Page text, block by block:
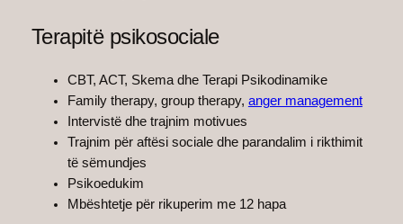
Terapitë psikosociale
CBT, ACT, Skema dhe Terapi Psikodinamike
Family therapy, group therapy, anger management
Intervistë dhe trajnim motivues
Trajnim për aftësi sociale dhe parandalim i rikthimit
të sëmundjes
Psikoedukim
Mbështetje për rikuperim me 12 hapa